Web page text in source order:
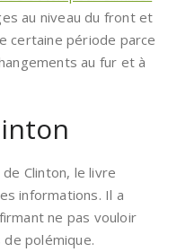
au niveau du front et
certaine période parce
au fur et à
Clinton, le livre
informations. Il a
ne pas vouloir
polémique.